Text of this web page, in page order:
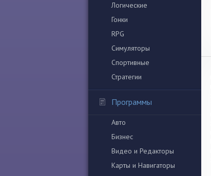
Логические
Гонки
RPG
Симуляторы
Спортивные
Стратегии
Программы
Авто
Бизнес
Видео и Редакторы
Карты и Навигаторы